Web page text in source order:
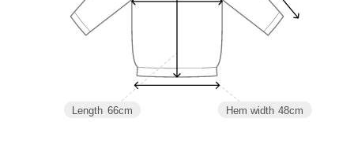
Hem width 48cm
Length 66cm